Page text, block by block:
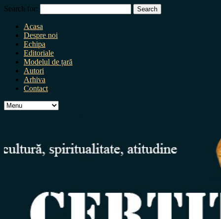
Search for:
Acasa
Despre noi
Echipa
Editoriale
Modelul de țară
Autori
Arhiva
Contact